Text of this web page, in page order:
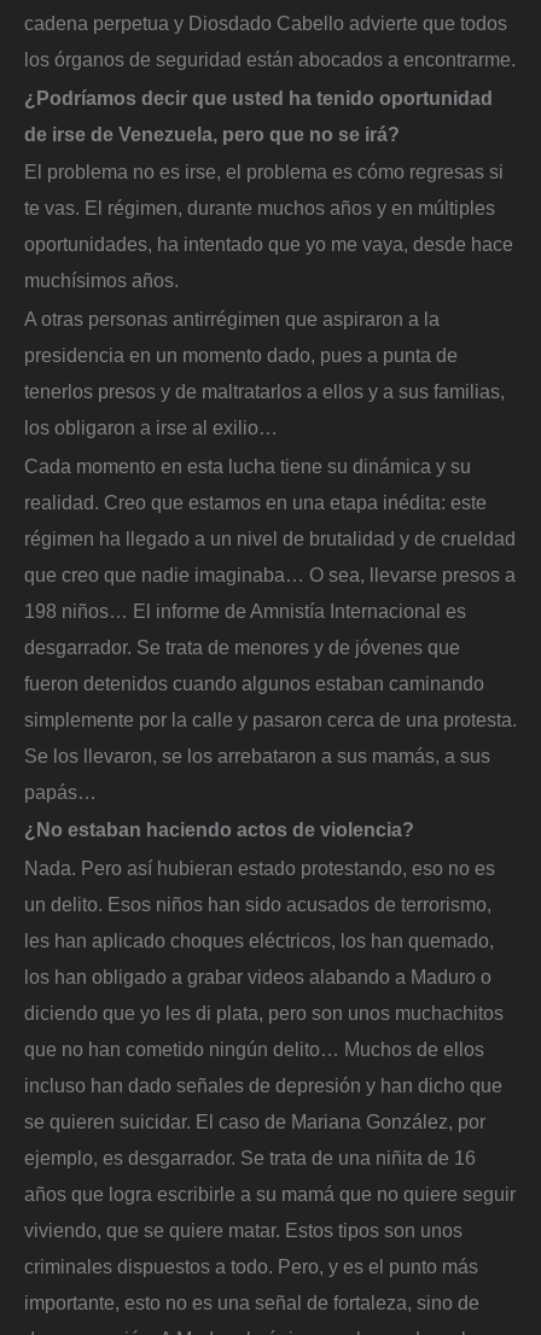
cadena perpetua y Diosdado Cabello advierte que todos
los órganos de seguridad están abocados a encontrarme.
¿Podríamos decir que usted ha tenido oportunidad
de irse de Venezuela, pero que no se irá?
El problema no es irse, el problema es cómo regresas si
te vas. El régimen, durante muchos años y en múltiples
oportunidades, ha intentado que yo me vaya, desde hace
muchísimos años.
A otras personas antirrégimen que aspiraron a la
presidencia en un momento dado, pues a punta de
tenerlos presos y de maltratarlos a ellos y a sus familias,
los obligaron a irse al exilio…
Cada momento en esta lucha tiene su dinámica y su
realidad. Creo que estamos en una etapa inédita: este
régimen ha llegado a un nivel de brutalidad y de crueldad
que creo que nadie imaginaba… O sea, llevarse presos a
198 niños… El informe de Amnistía Internacional es
desgarrador. Se trata de menores y de jóvenes que
fueron detenidos cuando algunos estaban caminando
simplemente por la calle y pasaron cerca de una protesta.
Se los llevaron, se los arrebataron a sus mamás, a sus
papás…
¿No estaban haciendo actos de violencia?
Nada. Pero así hubieran estado protestando, eso no es
un delito. Esos niños han sido acusados de terrorismo,
les han aplicado choques eléctricos, los han quemado,
los han obligado a grabar videos alabando a Maduro o
diciendo que yo les di plata, pero son unos muchachitos
que no han cometido ningún delito… Muchos de ellos
incluso han dado señales de depresión y han dicho que
se quieren suicidar. El caso de Mariana González, por
ejemplo, es desgarrador. Se trata de una niñita de 16
años que logra escribirle a su mamá que no quiere seguir
viviendo, que se quiere matar. Estos tipos son unos
criminales dispuestos a todo. Pero, y es el punto más
importante, esto no es una señal de fortaleza, sino de